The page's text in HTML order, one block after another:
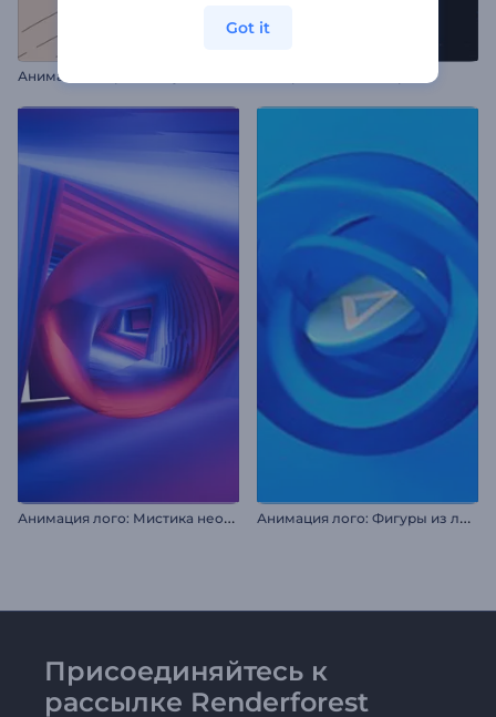
А
нимация лого: Мистика неона А
нимация лого: Фигуры из линий
Присоединяйтесь к
рассылке Renderforest
Got it